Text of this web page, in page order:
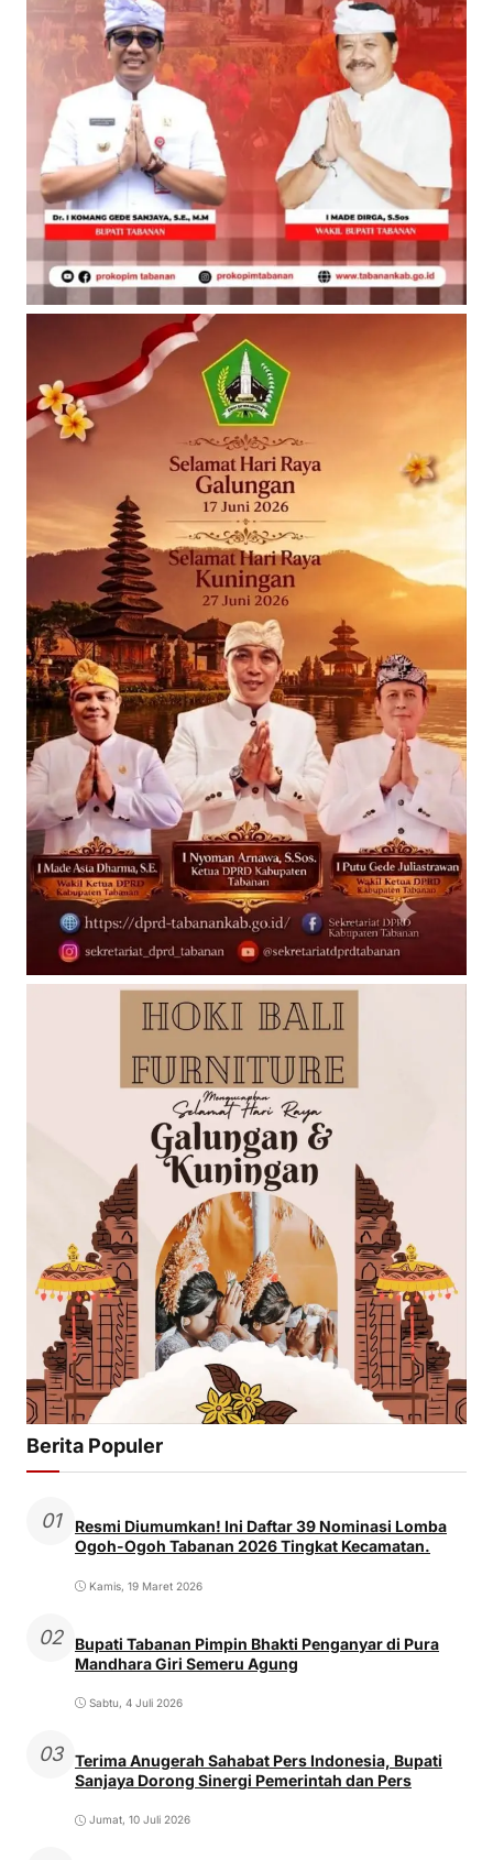
Berita Populer
01
Resmi Diumumkan! Ini Daftar 39 Nominasi Lomba
Ogoh-Ogoh Tabanan 2026 Tingkat Kecamatan.
Kamis, 19 Maret 2026
02
Bupati Tabanan Pimpin Bhakti Penganyar di Pura
Mandhara Giri Semeru Agung
Sabtu, 4 Juli 2026
03
Terima Anugerah Sahabat Pers Indonesia, Bupati
Sanjaya Dorong Sinergi Pemerintah dan Pers
Jumat, 10 Juli 2026